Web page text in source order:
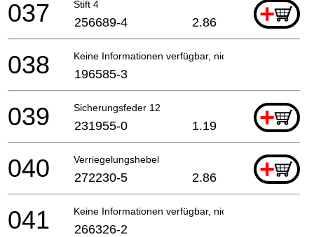
Stift 4 +
037 256689-4 2.86
Keine Informationen verfügbar, nicht bestellbar
038 196585-3
Sicherungsfeder 12 +
039 231955-0 1.19
Verriegelungshebel +
040 272230-5 2.86
Keine Informationen verfügbar, nicht bestellbar
041 266326-2